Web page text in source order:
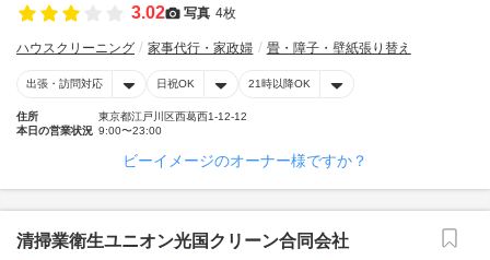
3.02 写真 4枚
ハウスクリーニング 家事代行・家政婦 畳・障子・壁紙張り替え
出張・訪問対応 日祝OK 21時以降OK
住所
東京都江戸川区西葛西1-12-12
本日の営業状況 9:00〜23:00
ビーイメージのオーナー様ですか？
清掃業衛生ユニオン光国クリーン合同会社